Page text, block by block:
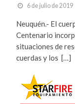
6 de julio de 2019
Neuquén.- El
Centenario
situaciones de
cuerdas y los […]